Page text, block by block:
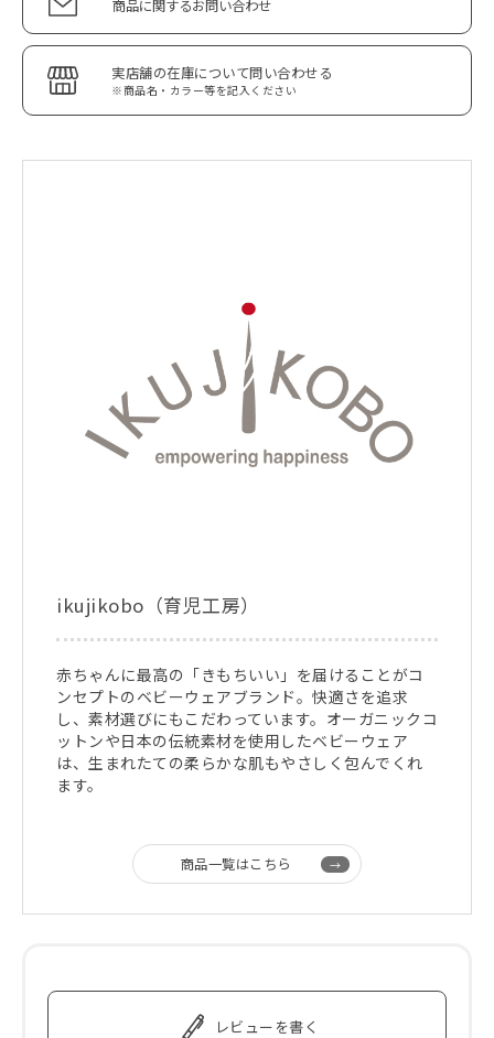
商品に関するお問い合わせ
実店舗の在庫について問い合わせる
※商品名・カラー等を記入ください
ikujikobo（育児工房）
赤ちゃんに最高の「きもちいい」を届けることがコ
ンセプトのベビーウェアブランド。快適さを追求
し、素材選びにもこだわっています。オーガニックコ
ットンや日本の伝統素材を使用したベビーウェア
は、生まれたての柔らかな肌もやさしく包んでくれ
ます。
商品一覧はこちら
レビューを書く